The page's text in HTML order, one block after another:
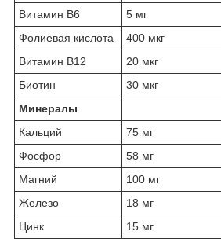
Витамин B6 5 мг
Фолиевая кислота
400 мкг
Витамин B12
20 мкг
Биотин
30 мкг
Минералы
Кальций
75 мг
Фосфор
58 мг
Магний
100 мг
Железо
18 мг
Цинк
15 мг